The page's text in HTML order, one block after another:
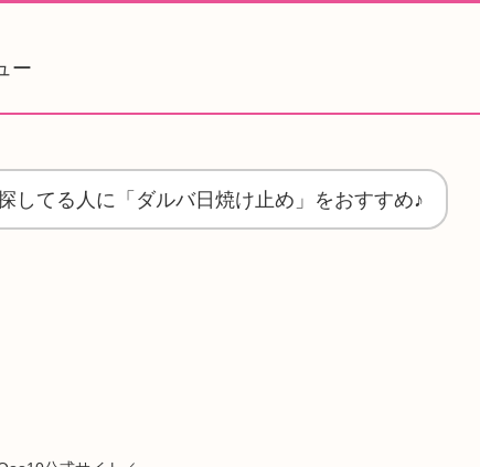
ー
してる人に「ダルバ日焼け止め」をおすすめ♪